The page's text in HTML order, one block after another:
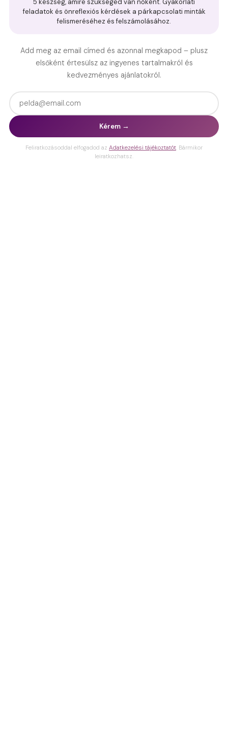
feladatok és önreflexiós kérdések a párkapcsolati minták
felismeréséhez és felszámolásához.
Add meg az email címed és azonnal megkapod – plusz
elsőként értesülsz az ingyenes tartalmakról és
kedvezményes ajánlatokról.
Kérem →
Feliratkozásoddal elfogadod az Adatkezelési tájékoztatót. Bármikor
leiratkozhatsz.